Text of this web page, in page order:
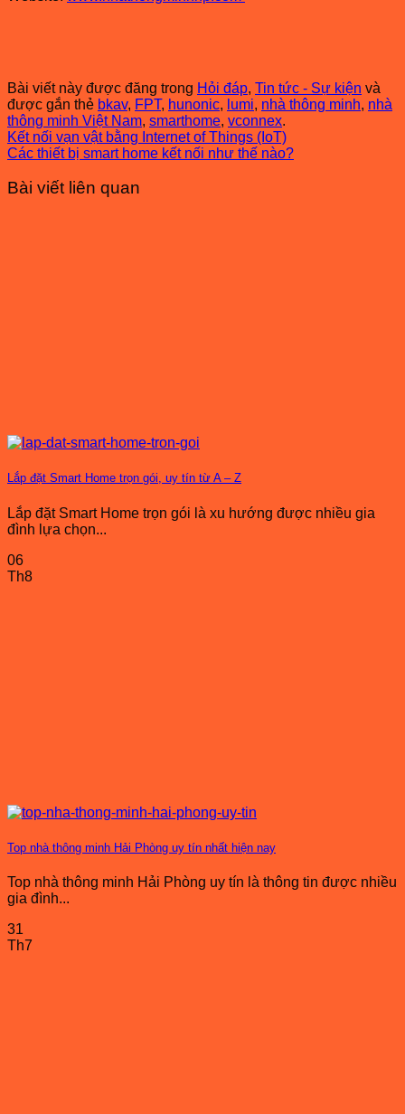
Bài viết này được đăng trong Hỏi đáp, Tin tức - Sự kiện và
được gắn thẻ bkav, FPT, hunonic, lumi, nhà thông minh, nhà
thông minh Việt Nam, smarthome, vconnex.
Kết nối vạn vật bằng Internet of Things (IoT)
Các thiết bị smart home kết nối như thế nào?
Bài viết liên quan
Lắp đặt Smart Home trọn gói, uy tín từ A – Z
Lắp đặt Smart Home trọn gói là xu hướng được nhiều gia
đình lựa chọn...
06
Th8
Top nhà thông minh Hải Phòng uy tín nhất hiện nay
Top nhà thông minh Hải Phòng uy tín là thông tin được nhiều
gia đình...
31
Th7